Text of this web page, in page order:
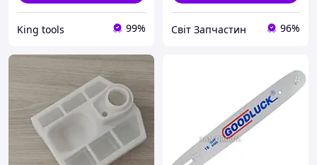
King tools 99% Світ Запчастин 96%